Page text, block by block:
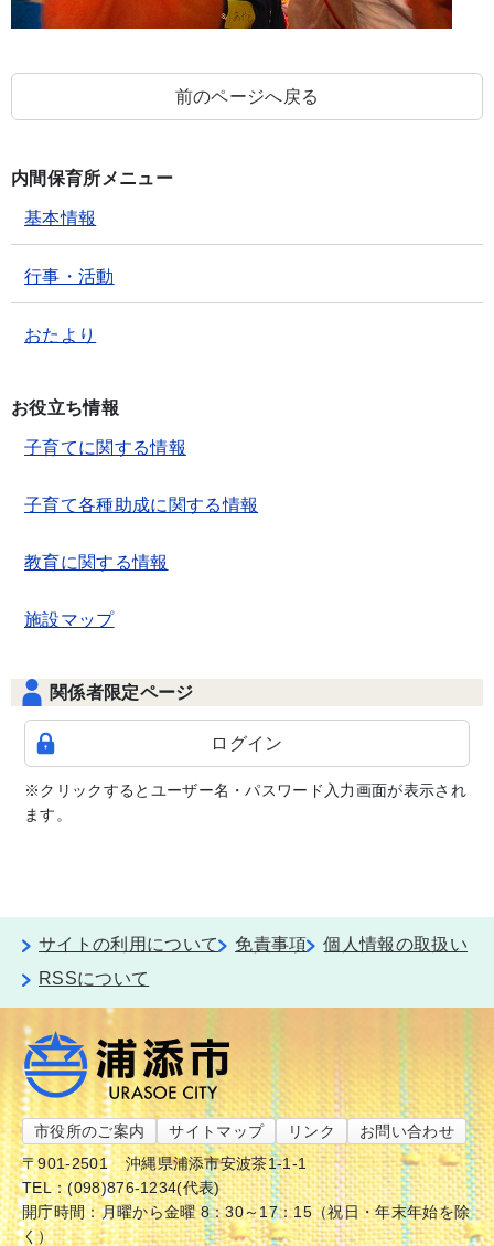
前のページへ戻る
内間保育所メニュー
基本情報
行事・活動
おたより
お役立ち情報
子育てに関する情報
子育て各種助成に関する情報
教育に関する情報
施設マップ
関係者限定ページ
ログイン
※クリックするとユーザー名・パスワード入力画面が表示され
ます。
サイトの利用について 免責事項
個人情報の取扱い
RSSについて
市役所のご案内 サイトマップ リンク
お問い合わせ
〒901-2501
沖縄県浦添市安波茶1-1-1
TEL：(098)876-1234(代表)
開庁時間：月曜から金曜 8：30～17：15（祝日・年末年始を除
く）